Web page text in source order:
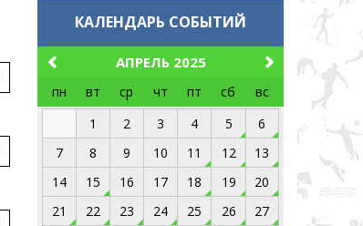
КАЛЕНДАРЬ СОБЫТИЙ
пн вт ср чт пт сб
вс
1
2 3 4 5
6
7
8 9 10 11 12
13
14
15 16 17 18 19
20
21
22 23 24 25 26
27
АПРЕЛЬ 2025